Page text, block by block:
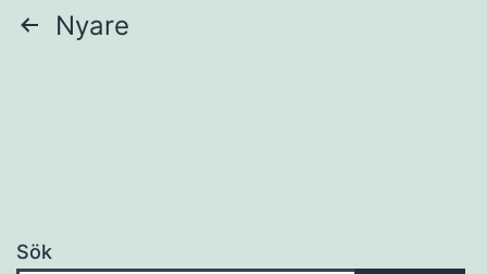
Sidnumrering
Nyare
Sök